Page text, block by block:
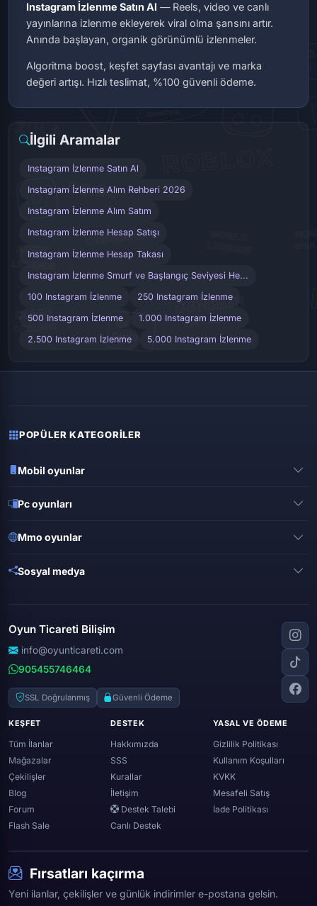
Instagram İzlenme Satın Al — Reels, video ve canlı
yayınlarına izlenme ekleyerek viral olma şansını artır.
Anında başlayan, organik görünümlü izlenmeler.
Algoritma boost, keşfet sayfası avantajı ve marka
değeri artışı. Hızlı teslimat, %100 güvenli ödeme.
İlgili Aramalar
Instagram İzlenme Satın Al
Instagram İzlenme Alım Rehberi 2026
Instagram İzlenme Alım Satım
Instagram İzlenme Hesap Satışı
Instagram İzlenme Hesap Takası
Instagram İzlenme Smurf ve Başlangıç Seviyesi He...
100 Instagram İzlenme 250 Instagram İzlenme
500 Instagram İzlenme 1.000 Instagram İzlenme
2.500 Instagram İzlenme 5.000 Instagram İzlenme
POPÜLER KATEGORILER
Mobil oyunlar
Mobile legends
Free fire
Minecraft
Pc oyunları
Gta online
Lost ark
World of warcraft
Zula
Mmo oyunlar
Wolfteam
Black desert online
Genshin ımpact
Sosyal medya
Discord
Youtube
Twitch
Twitter (x)
Spotify
Oyun Ticareti Bilişim
info@oyunticareti.com
905455746464
SSL Doğrulanmış Güvenli Ödeme
KEŞFET
Tüm İlanlar
Mağazalar
Çekilişler
Blog
Forum
Flash Sale
DESTEK
Hakkımızda
SSS
Kurallar
İletişim
Destek Talebi
Canlı Destek
YASAL VE ÖDEME
Gizlilik Politikası
Kullanım Koşulları
KVKK
Mesafeli Satış
İade Politikası
Fırsatları kaçırma
Yeni ilanlar, çekilişler ve günlük indirimler e-postana gelsin.